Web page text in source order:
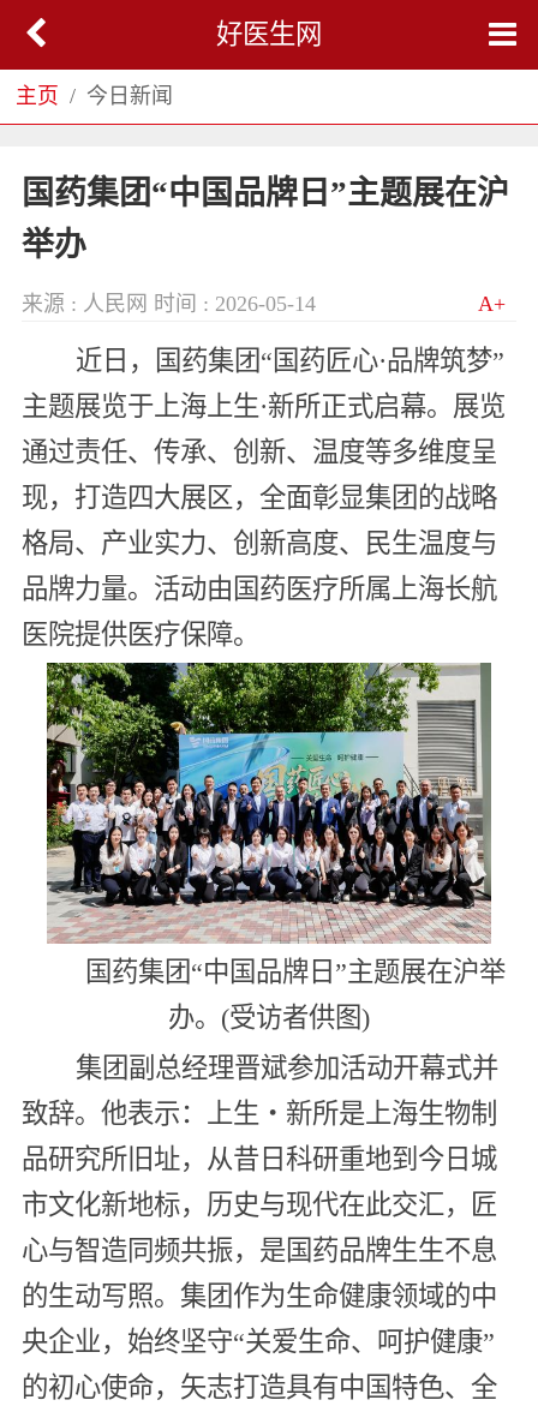
好医生网
主页 今日新闻
国药集团“中国品牌日”主题展在沪
举办
来源 : 人民网 时间 : 2026-05-14 A+
近日，国药集团“国药匠心·品牌筑梦”
主题展览于上海上生·新所正式启幕。展览
通过责任、传承、创新、温度等多维度呈
现，打造四大展区，全面彰显集团的战略
格局、产业实力、创新高度、民生温度与
品牌力量。活动由国药医疗所属上海长航
医院提供医疗保障。
国药集团“中国品牌日”主题展在沪举
办。(受访者供图)
集团副总经理晋斌参加活动开幕式并
致辞。他表示：上生・新所是上海生物制
品研究所旧址，从昔日科研重地到今日城
市文化新地标，历史与现代在此交汇，匠
心与智造同频共振，是国药品牌生生不息
的生动写照。集团作为生命健康领域的中
央企业，始终坚守“关爱生命、呵护健康”
的初心使命，矢志打造具有中国特色、全